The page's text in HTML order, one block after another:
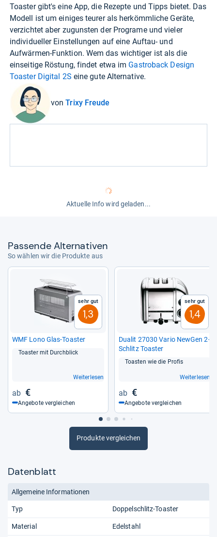
Toaster gibt's eine App, die Rezepte und Tipps bietet. Das
Modell ist um einiges teurer als herkömmliche Geräte,
verzichtet aber zugunsten der Programe und vieler
individueller Einstellungen auf eine Auftau- und
Aufwärmen-Funktion. Wem das wichtiger ist als die
einseitige Röstung, findet etwa im Gastroback Design
Toaster Digital 2S eine gute Alternative.
vonTrixy Freude
Aktuelle Info wird geladen...
Pas­sende Alter­na­ti­ven
So wählen wir die Produkte aus
Sehr gut
1,3
WMF Lono Glas-​Toas­ter
Toas­ter mit Durch­blick
Weiterlesen
€
Angebote vergleichen
Sehr gut
1,4
Dua­lit 27030 Vario New­Gen 2-​
Schlitz Toas­ter
Toas­ten wie die Pro­fis
Weiterlesen
€
Angebote vergleichen
Produkte vergleichen
Datenblatt
Allgemeine Informationen
Typ Doppelschlitz-Toaster
Material Edelstahl